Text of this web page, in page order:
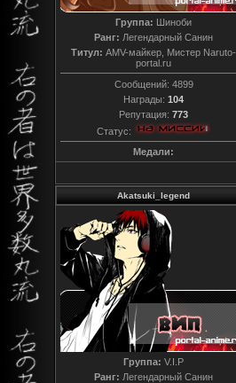
Группа: Шиноби
Ранг: Легендарный Санин
Титул: AMV-майкер, Мистер Naruto-
portal.ru
Сообщений: 4899
Награды: 104
Репутация: 773
Статус:
Медали:
Akatsuki_legend
Группа: V.I.P
Ранг: Легендарный Санин